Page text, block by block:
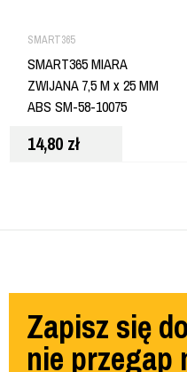
SMART365
SMART365 MIARA
ZWIJANA 7,5 M x 25 MM
ABS SM-58-10075
14,80 zł
Zapisz się
nie przegap